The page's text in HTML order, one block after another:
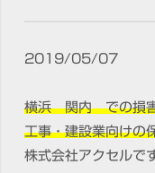
2019/05/07
横浜 関内 での損害
工事・建設業向けの
株式会社アクセルで